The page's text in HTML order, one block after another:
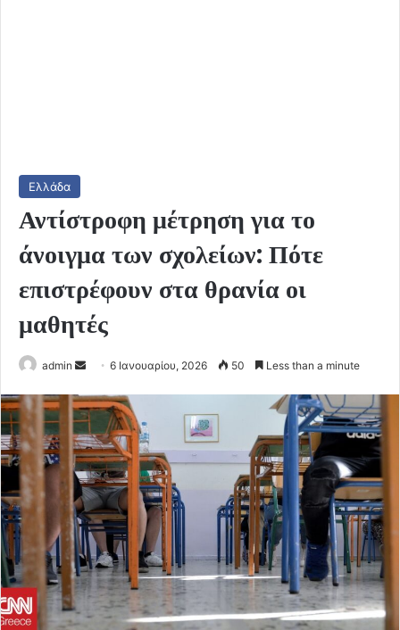
Ελλάδα
Αντίστροφη μέτρηση για το
άνοιγμα των σχολείων: Πότε
επιστρέφουν στα θρανία οι
μαθητές
admin
Send
email
6 Ιανουαρίου, 2026 50 Less than a minute